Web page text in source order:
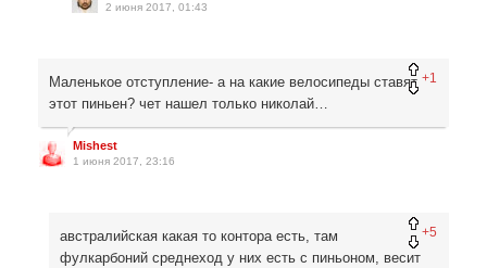
2 июня 2017, 01:43
+1
Маленькое отступление- а на какие велосипеды ставят
этот пиньен? чет нашел только николай…
Mishest
1 июня 2017, 23:16
+5
австралийская какая то контора есть, там
фулкарбоний среднеход у них есть с пиньоном, весит